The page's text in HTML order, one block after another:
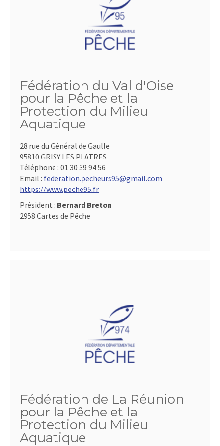
Fédération du Val d'Oise
pour la Pêche et la
Protection du Milieu
Aquatique
28 rue du Général de Gaulle
95810 GRISY LES PLATRES
Téléphone : 01 30 39 94 56
Email : federation.pecheurs95@gmail.com
https://www.peche95.fr
Président : Bernard Breton
2958 Cartes de Pêche
Fédération de La Réunion
pour la Pêche et la
Protection du Milieu
Aquatique